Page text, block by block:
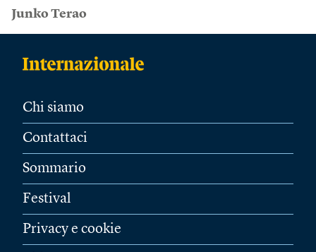
Junko Terao
Chi siamo
Contattaci
Sommario
Festival
Privacy e cookie